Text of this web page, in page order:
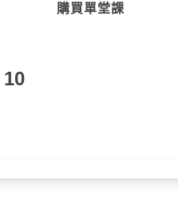
購買單堂課
10